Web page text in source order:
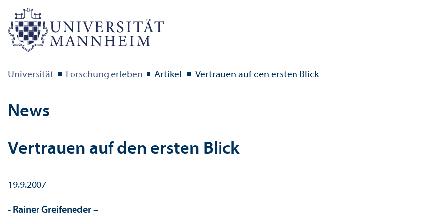
Universität Forschung erleben Artikel Vertrauen auf den ersten Blick
News
Vertrauen auf den ersten Blick
19.9.2007
- Rainer Greifeneder –